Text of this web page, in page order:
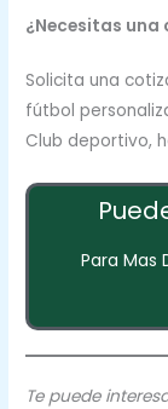
¿Necesitas
Solicita una
fútbol
Club deportivo,
Para Mas
Te puede